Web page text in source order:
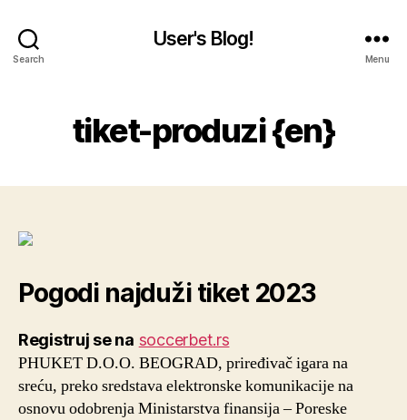
Search
User's Blog!
Menu
tiket-produzi {en}
Pogodi najduži tiket 2023
Registruj se na soccerbet.rs
PHUKET D.O.O. BEOGRAD, priređivač igara na
sreću, preko sredstava elektronske komunikacije na
osnovu odobrenja Ministarstva finansija – Poreske